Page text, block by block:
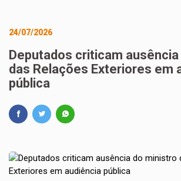
24/07/2026
Deputados criticam
das Relações Exteriores em
pública